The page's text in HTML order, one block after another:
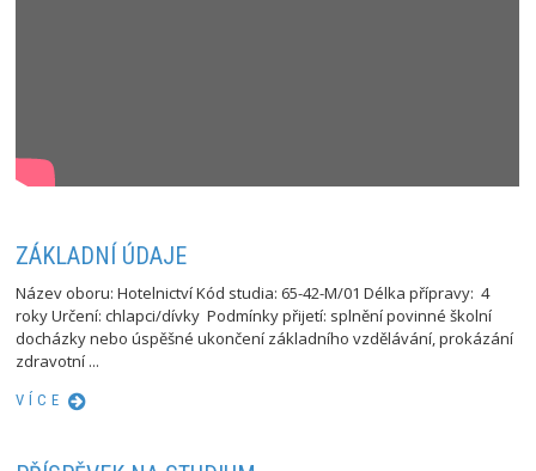
ZÁKLADNÍ ÚDAJE
Název oboru: Hotelnictví Kód studia: 65-42-M/01 Délka přípravy: 4
roky Určení: chlapci/dívky Podmínky přijetí: splnění povinné školní
docházky nebo úspěšné ukončení základního vzdělávání, prokázání
zdravotní ...
VÍCE